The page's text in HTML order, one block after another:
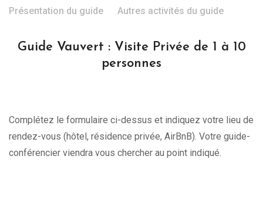
Présentation du guide Autres activités du guide
Guide Vauvert : Visite Privée de 1 à 10
personnes
Complétez le formulaire ci-dessus et indiquez votre lieu de
rendez-vous (hôtel, résidence privée, AirBnB). Votre guide-
conférencier viendra vous chercher au point indiqué.